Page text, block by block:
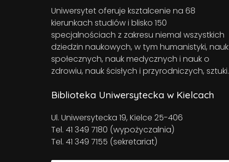
Uniwersytet oferuje ksztalcenie na 68
kierunkach studiów i blisko 150
specjalnościach z zakresu niemal wszystkich
dziedzin naukowych, w tym humanistyki, nauk
społecznych, nauk medycznych i nauk o
zdrowiu, nauk ścisłych i przyrodniczych, sztuki.
Biblioteka Uniwersytecka w Kielcach
Ul. Uniwersytecka 19, Kielce 25-406
Tel. 41 349 7180 (wypożyczalnia)
Tel. 41 349 7155 (sekretariat)